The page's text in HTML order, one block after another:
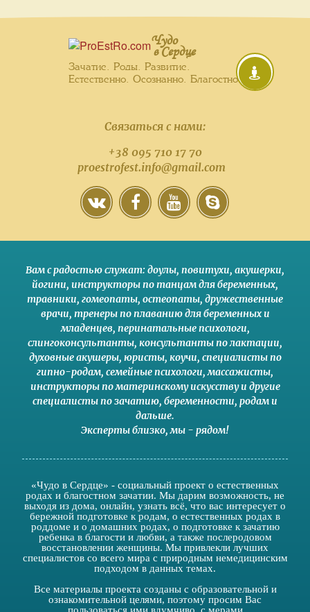
Чудо
в Сердце
Зачатие. Роды. Развитие.
Естественно. Осознанно. Благостно.
Связаться с нами:
+38 095 710 17 70
proestrofest.info@gmail.com
Вам с радостью служат:доулы, повитухи, акушерки,
йогини, инструкторы по танцам для беременных,
травники, гомеопаты, остеопаты, дружественные
врачи, тренеры по плаванию для беременных и
младенцев, перинатальные психологи,
слингоконсультанты, консультанты по лактации,
духовные акушеры, юристы, коучи, специалисты по
гипно-родам, семейные психологи,массажисты,
инструкторы по материнскому искусствуи другие
специалисты по зачатию, беременности, родами
дальше.
Эксперты близко,мы - рядом!
«Чудо в Сердце» - социальный проект о естественных
родах и благостном зачатии. Мы дарим возможность, не
выходя из дома, онлайн, узнать всё, что вас интересует о
бережной подготовке к родам, о естественных родах в
роддоме и о домашних родах, о подготовке к зачатию
ребенка в благости и любви, а также послеродовом
восстановлении женщины. Мы привлекли лучших
специалистов со всего мира с природным немедицинским
подходом в данных темах.
Все материалы проекта созданы с образовательной и
ознакомительной целями, поэтому просим Вас